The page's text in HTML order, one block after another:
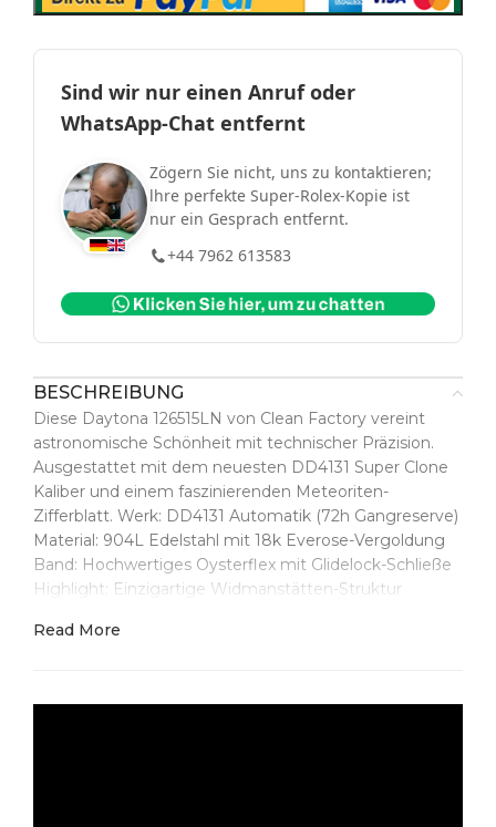
Sind wir nur einen Anruf oder
WhatsApp-Chat entfernt
Zögern Sie nicht, uns zu kontaktieren;
lhre perfekte Super-Rolex-Kopie ist
nur ein Gesprach entfernt.
+44 7962 613583
BESCHREIBUNG
Diese Daytona 126515LN von Clean Factory vereint
astronomische Schönheit mit technischer Präzision.
Ausgestattet mit dem neuesten DD4131 Super Clone
Kaliber und einem faszinierenden Meteoriten-
Zifferblatt. Werk: DD4131 Automatik (72h Gangreserve)
Material: 904L Edelstahl mit 18k Everose-Vergoldung
Band: Hochwertiges Oysterflex mit Glidelock-Schließe
Highlight: Einzigartige Widmanstätten-Struktur
Read More